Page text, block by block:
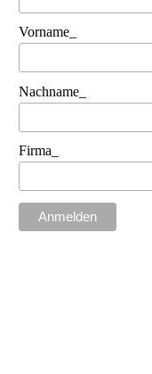
Vorname_
Nachname_
Firma_